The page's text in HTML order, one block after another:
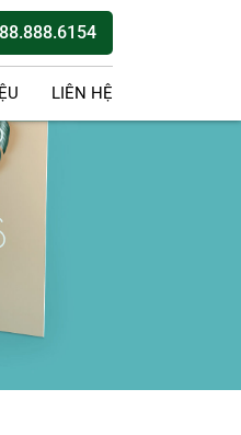
LIÊN HỆ